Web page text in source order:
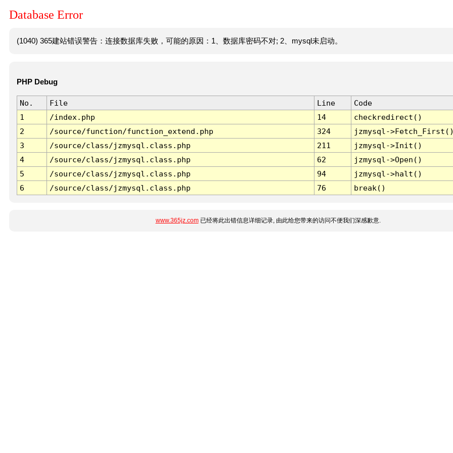
Database Error
(1040) 365建站错误警告：连接数据库失败，可能的原因：1、数据库密码不对; 2、mysql未启动。
PHP Debug
No. File Line
Code
1
/index.php 14
checkredirect()
2
/source/function/function_extend.php 324
jzmysql-
3
/source/class/jzmysql.class.php 211
jzmysql->Init()
4
/source/class/jzmysql.class.php 62
jzmysql->Open()
5
/source/class/jzmysql.class.php 94
jzmysql->halt()
6
/source/class/jzmysql.class.php 76 break()
www.365jz.com已经将此出错信息详细记录, 由此给您带来的访问不便我们深感歉意.